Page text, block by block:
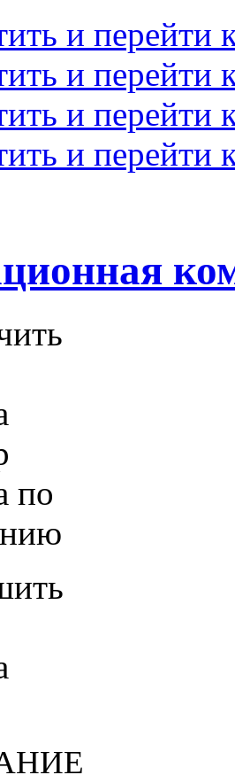
и перейти
и перейти
и перейти
и перейти